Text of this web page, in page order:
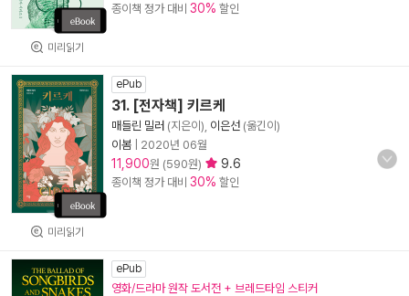
미리읽기
종이책 정가 대비 30% 할인
미리읽기
ePub
31. [전자책] 키르케
매들린 밀러 (지은이), 이은선 (옮긴이)
이봄
2020년 06월
11,900원 (590원) 9.6
종이책 정가 대비 30% 할인
ePub
영화/드라마 원작 도서전 + 브레드타임 스티커